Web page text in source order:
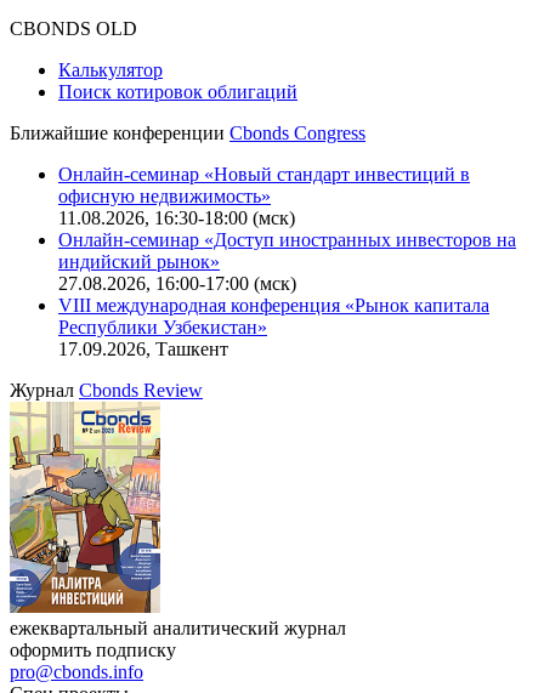
CBONDS OLD
Калькулятор
Поиск котировок облигаций
Ближайшие конференции Cbonds Congress
Онлайн-семинар «Новый стандарт инвестиций в
офисную недвижимость»
11.08.2026, 16:30-18:00 (мск)
Онлайн-семинар «Доступ иностранных инвесторов на
индийский рынок»
27.08.2026, 16:00-17:00 (мск)
VIII международная конференция «Рынок капитала
Республики Узбекистан»
17.09.2026, Ташкент
Журнал Cbonds Review
ежеквартальный аналитический журнал
оформить подписку
pro@cbonds.info